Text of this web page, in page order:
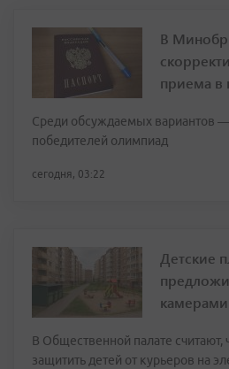
В
приема в
Среди обсуждаемых вариантов
победителей олимпиад
сегодня, 03:22
Детские
В Общественной палате считают,
защитить детей от курьеров на